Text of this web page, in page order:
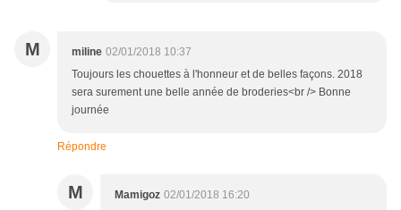
M miline 02/01/2018 10:37
Toujours les chouettes à l'honneur et de belles façons. 2018
sera surement une belle année de broderies<br /> Bonne
journée
Répondre
M Mamigoz 02/01/2018 16:20